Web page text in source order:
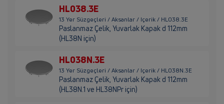
HL038.3E
13 Yer Süzgeçleri / Aksanlar / Içerik / HL038.3E
Paslanmaz Çelik, Yuvarlak Kapak d 112mm
(HL38N için)
HL038N.3E
13 Yer Süzgeçleri / Aksanlar / Içerik / HL038N.3E
Paslanmaz Çelik, Yuvarlak Kapak d 112mm
(HL38N.1 ve HL38NPr için)